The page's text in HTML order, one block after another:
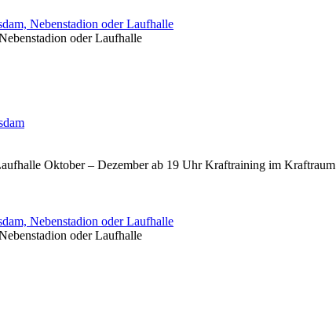
Nebenstadion oder Laufhalle
oder Laufhalle
Oktober – Dezember ab 19 Uhr Kraftraining im Kraftraum
Nebenstadion oder Laufhalle
oder Laufhalle